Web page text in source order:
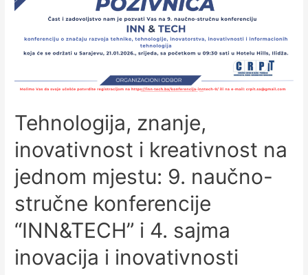
Tehnologija, znanje,
inovativnost i kreativnost na
jednom mjestu: 9. naučno-
stručne konferencije
“INN&TECH” i 4. sajma
inovacija i inovativnosti